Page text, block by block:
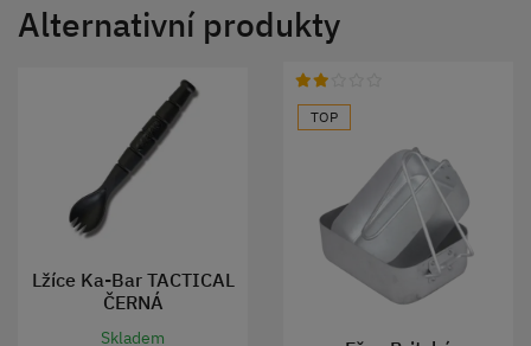
Alternativní produkty
Lžíce Ka-Bar TACTICAL
ČERNÁ
Skladem
TOP